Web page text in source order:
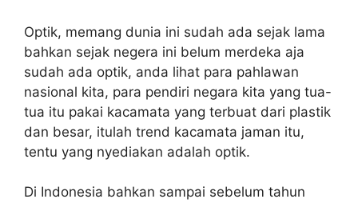
Optik, memang dunia ini sudah ada sejak lama
bahkan sejak negera ini belum merdeka aja
sudah ada optik, anda lihat para pahlawan
nasional kita, para pendiri negara kita yang tua-
tua itu pakai kacamata yang terbuat dari plastik
dan besar, itulah trend kacamata jaman itu,
tentu yang nyediakan adalah optik.
Di Indonesia bahkan sampai sebelum tahun